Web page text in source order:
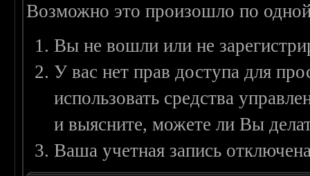
Возможно это произошло по
Вы не вошли или не
У вас нет прав доступа для
использовать средства
и выясните, можете ли Вы
Ваша учетная запись